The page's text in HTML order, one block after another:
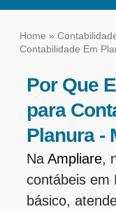
Home »
Contabilidade Em
Por Que
para
Planura -
Na Ampliare,
contábeis em
básico,